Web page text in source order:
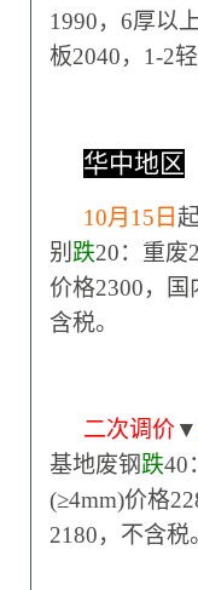
1990，6厚以
板2040，1-2
华中地区
10月15日
别 跌20：重废
价格2300，国
含税。
二次调价 ▼
基地废钢跌40
(≥4mm)价格
2180，不含税